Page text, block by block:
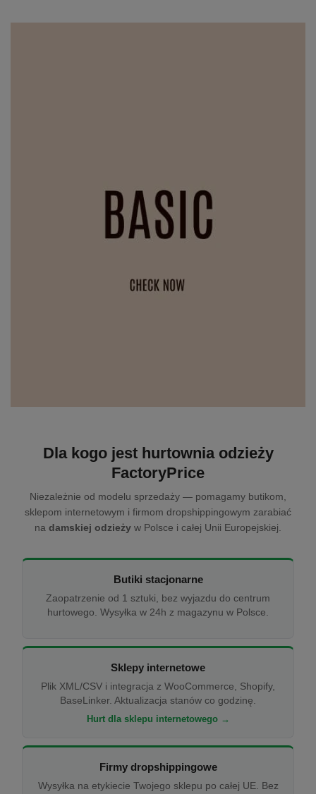
Dla kogo jest hurtownia odzieży
FactoryPrice
Niezależnie od modelu sprzedaży — pomagamy butikom,
sklepom internetowym i firmom dropshippingowym zarabiać
na damskiej odzieży w Polsce i całej Unii Europejskiej.
Butiki stacjonarne
Zaopatrzenie od 1 sztuki, bez wyjazdu do centrum
hurtowego. Wysyłka w 24h z magazynu w Polsce.
Sklepy internetowe
Plik XML/CSV i integracja z WooCommerce, Shopify,
BaseLinker. Aktualizacja stanów co godzinę.
Hurt dla sklepu internetowego →
Firmy dropshippingowe
Wysyłka na etykiecie Twojego sklepu po całej UE. Bez